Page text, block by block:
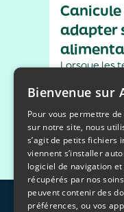
adapter
mieux
chaleur ?
Lorsque les
dépassent
diminue
qui dépense
maintenir sa
pour autant
Quels
alimentation
non...
Lire
Bienvenue sur
Pour vous permettre
sur notre site, nous
s’agit de petits fichiers
viennent s’installer
logiciel de navigation
récupérés par nos
peuvent contenir des
préférences, ou vos